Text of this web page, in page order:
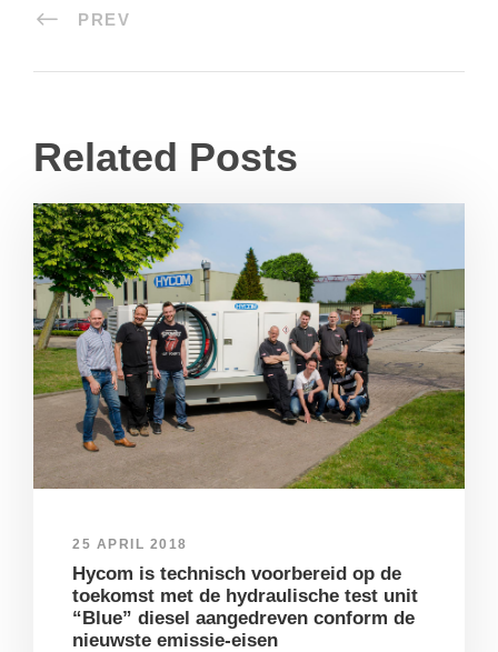
PREV
Related Posts
25 APRIL 2018
Hycom is technisch voorbereid op de
toekomst met de hydraulische test unit
“Blue” diesel aangedreven conform de
nieuwste emissie-eisen